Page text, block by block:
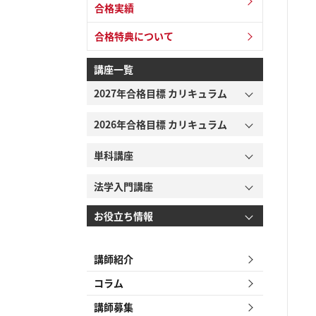
合格実績
合格特典について
講座一覧
2027年合格目標 カリキュラム
2026年合格目標 カリキュラム
単科講座
法学入門講座
お役立ち情報
講師紹介
コラム
講師募集